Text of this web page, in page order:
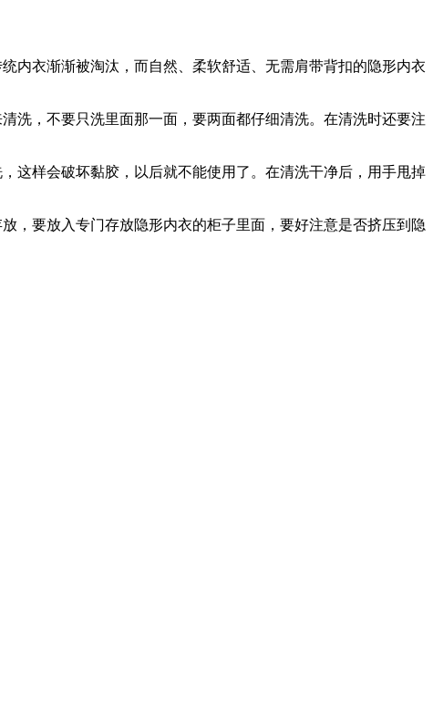
内衣渐渐被淘汰，而自然、柔软舒适、无需肩带背扣的隐形内衣
洗，不要只洗里面那一面，要两面都仔细清洗。在清洗时还要注
这样会破坏黏胶，以后就不能使用了。在清洗干净后，用手甩掉
，要放入专门存放隐形内衣的柜子里面，要好注意是否挤压到隐